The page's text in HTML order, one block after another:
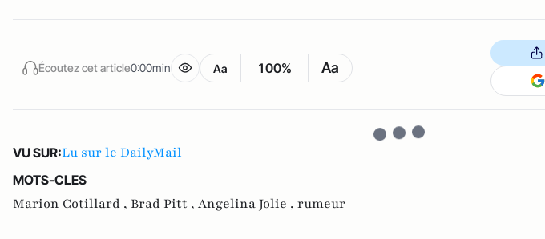
Écoutez cet article0:00min Aa 100% Aa
VU SUR:Lu sur le DailyMail
MOTS-CLES
Marion Cotillard , Brad Pitt , Angelina Jolie , rumeur